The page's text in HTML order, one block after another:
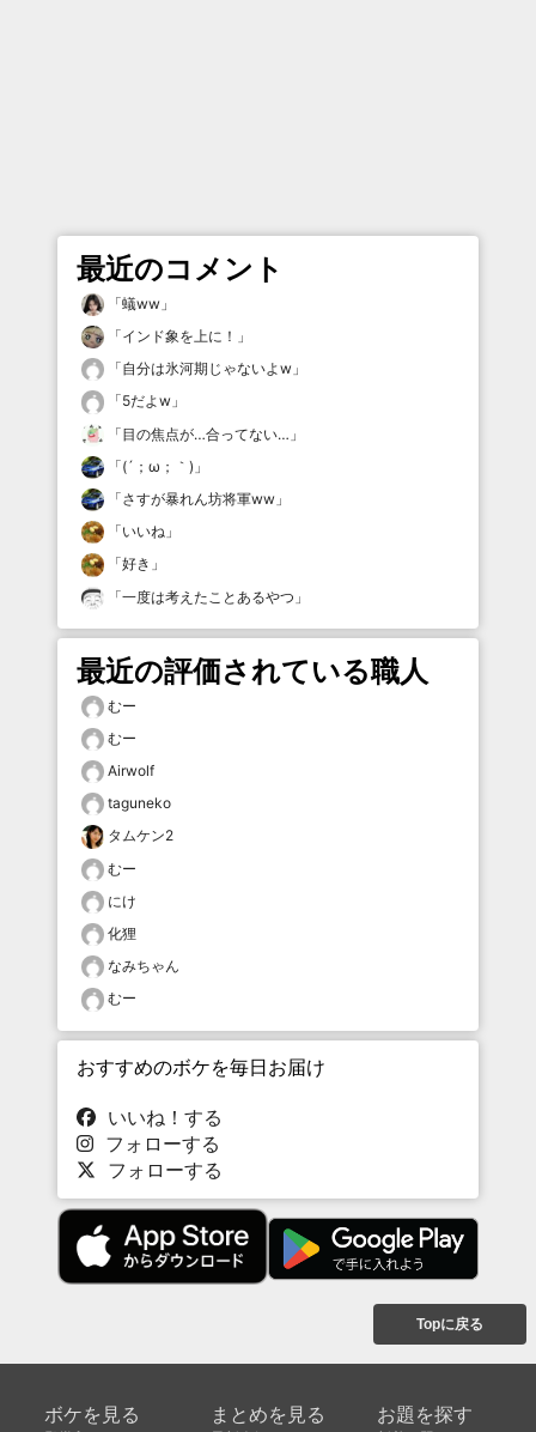
最近のコメント
「蟻ww 」
「インド象を上に！ 」
「自分は氷河期じゃないよw 」
「5だよw 」
「目の焦点が…合ってない… 」
「(´；ω；｀) 」
「さすが暴れん坊将軍ww 」
「いいね 」
「好き 」
「一度は考えたことあるやつ 」
最近の評価されている職人
むー
むー
Airwolf
taguneko
タムケン2
むー
にけ
化狸
なみちゃん
むー
おすすめのボケを毎日お届け
いいね！する
フォローする
フォローする
Topに戻る
ボケを見る まとめを見る お題を探す